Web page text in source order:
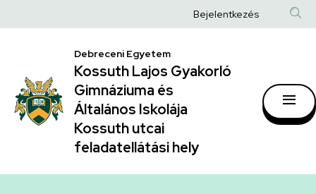
|
Kossuth
Lajos
Gyakorló
Gimnáziuma
Általános
a
Anonim
fiók
Bejelentkezés
Debreceni Egyetem
Kossuth Lajos Gyakorló
Gimnáziuma és
Általános Iskolája
Kossuth utcai
feladatellátási hely